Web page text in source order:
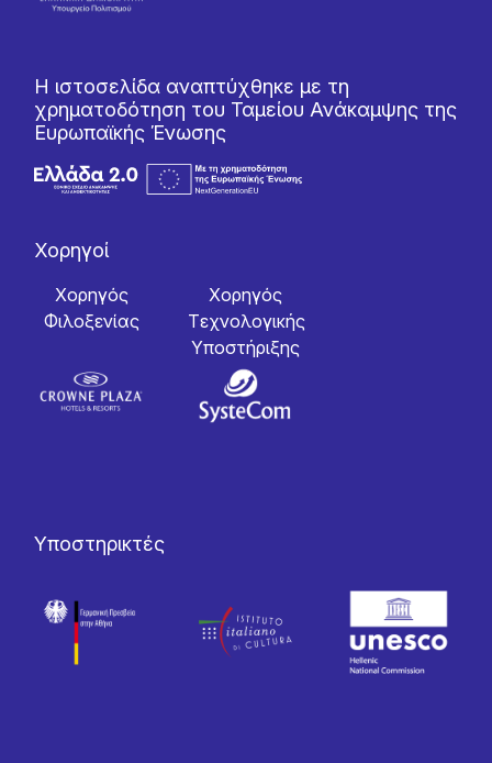
Η ιστοσελίδα αναπτύχθηκε με τη
χρηματοδότηση του Ταμείου Ανάκαμψης της
Ευρωπαϊκής Ένωσης
Χορηγοί
Χορηγός
Φιλοξενίας
Χορηγός
Tεχνολογικής
Yποστήριξης
Υποστηρικτές